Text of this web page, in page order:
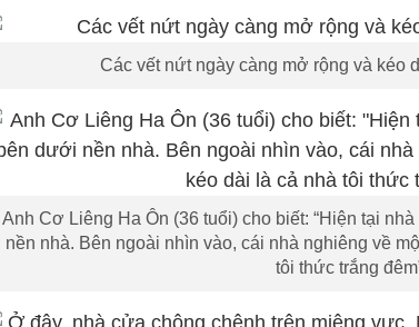
Các vết nứt ngày càng mở rộng và kéo
Anh Cơ Liêng Ha Ôn (36 tuổi) cho biết: “Hiện tại
nền nhà. Bên ngoài nhìn vào, cái nhà nghiêng về
tôi thức trắng